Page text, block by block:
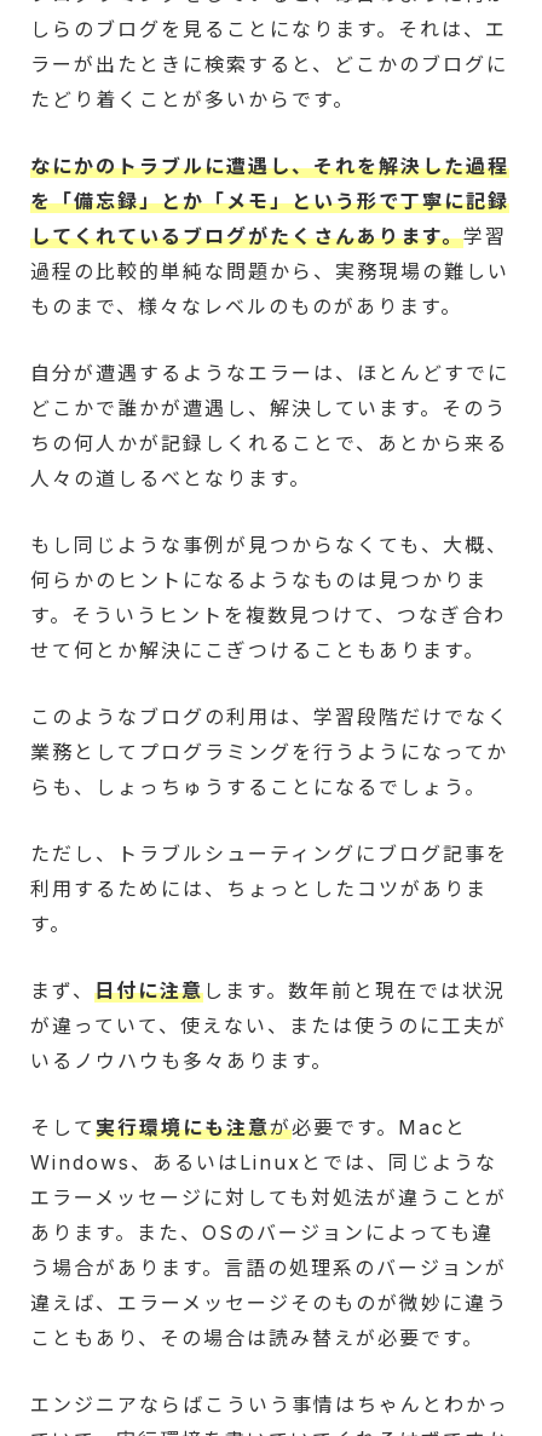
しらのブログを見ることになります。それは、エ
ラーが出たときに検索すると、どこかのブログに
たどり着くことが多いからです。
なにかのトラブルに遭遇し、それを解決した過程
を「備忘録」とか「メモ」という形で丁寧に記録
してくれているブログがたくさんあります。学習
過程の比較的単純な問題から、実務現場の難しい
ものまで、様々なレベルのものがあります。
自分が遭遇するようなエラーは、ほとんどすでに
どこかで誰かが遭遇し、解決しています。そのう
ちの何人かが記録しくれることで、あとから来る
人々の道しるべとなります。
もし同じような事例が見つからなくても、大概、
何らかのヒントになるようなものは見つかりま
す。そういうヒントを複数見つけて、つなぎ合わ
せて何とか解決にこぎつけることもあります。
このようなブログの利用は、学習段階だけでなく
業務としてプログラミングを行うようになってか
らも、しょっちゅうすることになるでしょう。
ただし、トラブルシューティングにブログ記事を
利用するためには、ちょっとしたコツがありま
す。
まず、 日付に注意します。数年前と現在では状況
が違っていて、使えない、または使うのに工夫が
いるノウハウも多々あります。
そして 実行環境にも注意が必要です。Macと
Windows、あるいはLinuxとでは、同じような
エラーメッセージに対しても対処法が違うことが
あります。また、OSのバージョンによっても違
う場合があります。言語の処理系のバージョンが
違えば、エラーメッセージそのものが微妙に違う
こともあり、その場合は読み替えが必要です。
エンジニアならばこういう事情はちゃんとわかっ